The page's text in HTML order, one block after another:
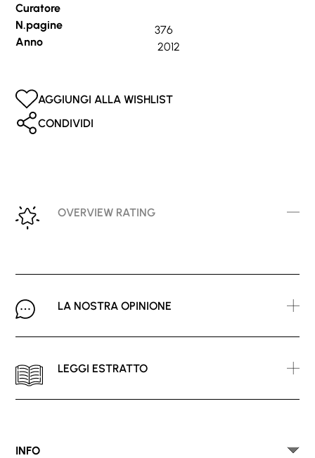
Curatore
N.pagine
376
Anno
2012
AGGIUNGI ALLA WISHLIST
CONDIVIDI
OVERVIEW RATING
LA NOSTRA OPINIONE
LEGGI ESTRATTO
INFO